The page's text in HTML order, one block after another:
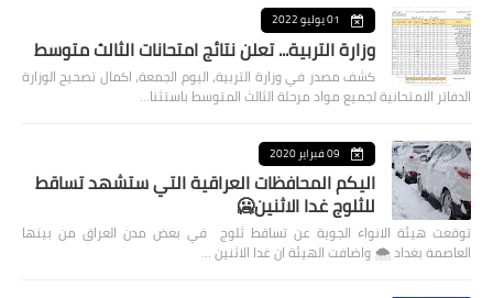
01 يوليو 2022
وزارة التربية... تعلن نتائج امتحانات الثالث متوسط
كشف مصدر في وزارة التربية، اليوم الجمعة، اكمال تصحيح الوزارة
الدفاتر الامتحانية لجميع مواد مرحلة الثالث المتوسط باستثنا…
09 فبراير 2020
اليكم المحافظات العراقية التي ستشهد تساقط
للثلوج غدا الاثنين🥶
توقعت هيئة الانواء الجوية عن تساقط ثلوج في بعض مدن العراق من بينها
العاصمة بغداد ⁦🌨️⁩ واضافت الهيئة ان غدا الاثنين …